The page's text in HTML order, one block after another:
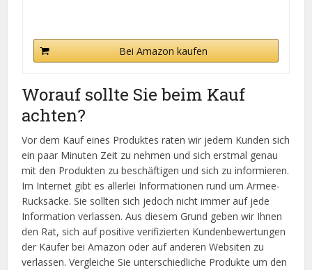
Bei Amazon kaufen
Worauf sollte Sie beim Kauf
achten?
Vor dem Kauf eines Produktes raten wir jedem Kunden sich
ein paar Minuten Zeit zu nehmen und sich erstmal genau
mit den Produkten zu beschäftigen und sich zu informieren.
Im Internet gibt es allerlei Informationen rund um Armee-
Rucksäcke. Sie sollten sich jedoch nicht immer auf jede
Information verlassen. Aus diesem Grund geben wir Ihnen
den Rat, sich auf positive verifizierten Kundenbewertungen
der Käufer bei Amazon oder auf anderen Websiten zu
verlassen. Vergleiche Sie unterschiedliche Produkte um den